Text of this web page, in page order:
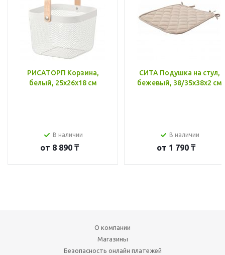
РИСАТОРП Корзина,
белый, 25x26x18 см
В наличии
от 8 890 ₸
СИТА Подушка на стул,
бежевый, 38/35x38x2 см
В наличии
от 1 790 ₸
О компании
Магазины
Безопасность онлайн платежей